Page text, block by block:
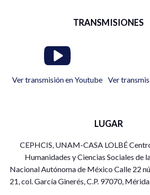
TRANSMISIONES
Ver transmisión en Youtube Ver
LUGAR
CEPHCIS, UNAM-CASA LOLBÉ
Humanidades y Ciencias Sociales de
Nacional Autónoma de México Calle 22
21, col. García Ginerés, C.P. 97070,